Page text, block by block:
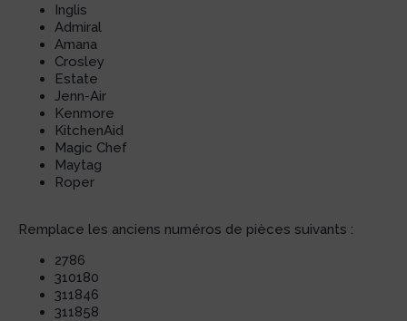
Inglis
Admiral
Amana
Crosley
Estate
Jenn-Air
Kenmore
KitchenAid
Magic Chef
Maytag
Roper
Remplace les anciens numéros de pièces suivants :
2786
310180
311846
311858